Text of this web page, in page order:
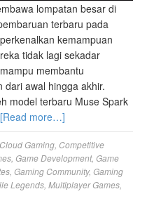
lompatan besar di
terbaru pada
kemampuan
tidak lagi sekadar
membantu
dari awal hingga akhir.
model terbaru Muse Spark
[Read more…]
Cloud Gaming Competitive
Game Development, Game
Gaming Community, Gaming
Legends Multiplayer Games